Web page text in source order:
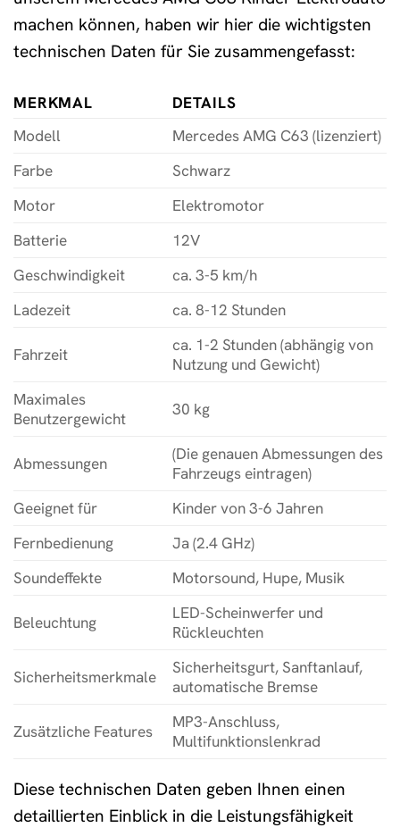
machen können, haben wir hier die wichtigsten
technischen Daten für Sie zusammengefasst:
MERKMAL
DETAILS
Modell
Mercedes AMG C63 (lizenziert)
Farbe
Schwarz
Motor
Elektromotor
Batterie
12V
Geschwindigkeit
ca. 3-5 km/h
Ladezeit
ca. 8-12 Stunden
Fahrzeit
ca. 1-2 Stunden (abhängig von
Nutzung und Gewicht)
Maximales
Benutzergewicht
30 kg
Abmessungen
(Die genauen Abmessungen des
Fahrzeugs eintragen)
Geeignet für
Kinder von 3-6 Jahren
Fernbedienung
Ja (2.4 GHz)
Soundeffekte
Motorsound, Hupe, Musik
Beleuchtung
LED-Scheinwerfer und
Rückleuchten
Sicherheitsmerkmale
Sicherheitsgurt, Sanftanlauf,
automatische Bremse
Zusätzliche Features
MP3-Anschluss,
Multifunktionslenkrad
Diese technischen Daten geben Ihnen einen
detaillierten Einblick in die Leistungsfähigkeit